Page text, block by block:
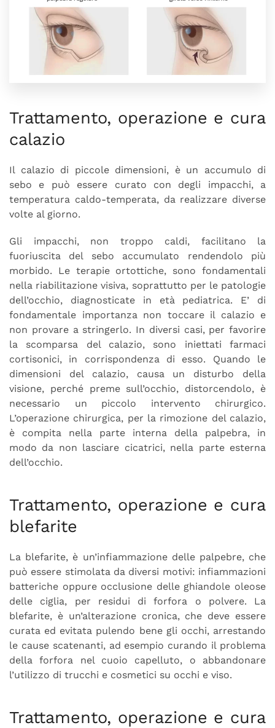
Trattamento, operazione e cura
calazio
Il calazio di piccole dimensioni, è un accumulo di
sebo e può essere curato con degli impacchi, a
temperatura caldo-temperata, da realizzare diverse
volte al giorno.
Gli impacchi, non troppo caldi, facilitano la
fuoriuscita del sebo accumulato rendendolo più
morbido. Le terapie ortottiche, sono fondamentali
nella riabilitazione visiva, soprattutto per le patologie
dell’occhio, diagnosticate in età pediatrica. E’ di
fondamentale importanza non toccare il calazio e
non provare a stringerlo. In diversi casi, per favorire
la scomparsa del calazio, sono iniettati farmaci
cortisonici, in corrispondenza di esso. Quando le
dimensioni del calazio, causa un disturbo della
visione, perché preme sull’occhio, distorcendolo, è
necessario un piccolo intervento chirurgico.
L’operazione chirurgica, per la rimozione del calazio,
è compita nella parte interna della palpebra, in
modo da non lasciare cicatrici, nella parte esterna
dell’occhio.
Trattamento, operazione e cura
blefarite
La blefarite, è un’infiammazione delle palpebre, che
può essere stimolata da diversi motivi: infiammazioni
batteriche oppure occlusione delle ghiandole oleose
delle ciglia, per residui di forfora o polvere. La
blefarite, è un’alterazione cronica, che deve essere
curata ed evitata pulendo bene gli occhi, arrestando
le cause scatenanti, ad esempio curando il problema
della forfora nel cuoio capelluto, o abbandonare
l’utilizzo di trucchi e cosmetici su occhi e viso.
Trattamento, operazione e cura